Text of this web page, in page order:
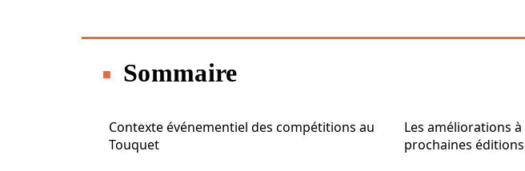
Sommaire
Contexte événementiel des compétitions au
Touquet
Les améliorations
prochaines éditions